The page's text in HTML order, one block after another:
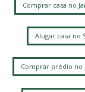
Comprar casa no
Alugar casa no
Comprar prédio no